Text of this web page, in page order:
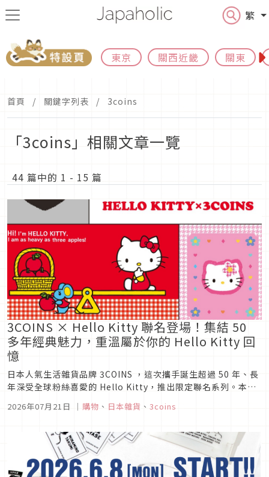
繁
東京 關西近畿 關東
首頁 關鍵字列表 3coins
「3coins」相關文章一覽
44 篇中的 1 - 15 篇
3COINS × Hello Kitty 聯名登場！集結 50
多年經典魅力，重溫屬於你的 Hello Kitty 回
憶
日本人氣生活雜貨品牌 3COINS ，這次攜手誕生超過 50 年、長
年深受全球粉絲喜愛的 Hello Kitty，推出限定聯名系列。本次
自 1974 年誕生至今的經典魅力，從令人懷念的復古設計，到充
2026年07月21日 ｜ 購物 、 日本雜貨 、 3coins